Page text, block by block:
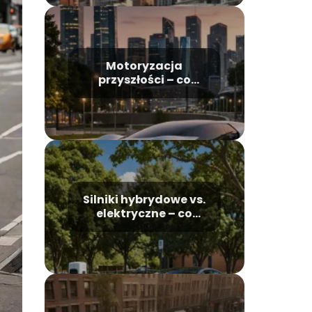
Motoryzacja
przyszłości – co
czeka nas za 10 lat?
Silniki hybrydowe vs.
elektryczne – co
bardziej się opłaca?